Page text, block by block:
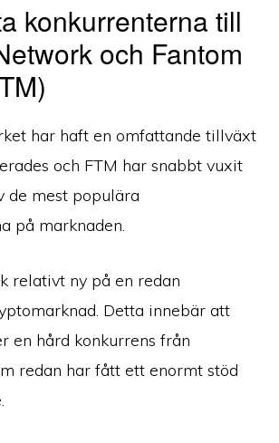
konkurrenterna till
och Fantom
har haft en omfattande tillväxt
och FTM har snabbt vuxit
de mest populära
på marknaden.
relativt ny på en redan
Detta innebär att
en hård konkurrens från
redan har fått ett enormt stöd